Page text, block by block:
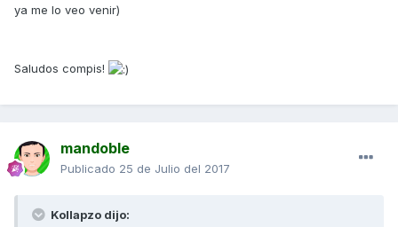
ya me lo veo venir)
Saludos compis!
mandoble
Publicado 25 de Julio del 2017
Kollapzo dijo: